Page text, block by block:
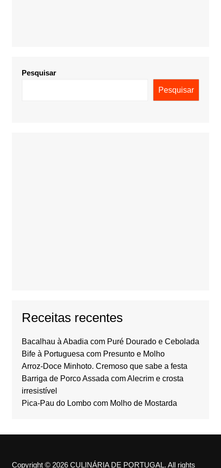
Pesquisar
Pesquisar
Receitas recentes
Bacalhau à Abadia com Puré Dourado e Cebolada
Bife à Portuguesa com Presunto e Molho
Arroz-Doce Minhoto. Cremoso que sabe a festa
Barriga de Porco Assada com Alecrim e crosta
irresistível
Pica-Pau do Lombo com Molho de Mostarda
Copyright © 2026 CULINÁRIA DE PORTUGAL. All rights